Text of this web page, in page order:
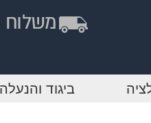
ביגוד והנעלה